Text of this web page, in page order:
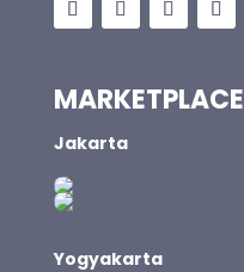
MARKETPLACE
Jakarta
Yogyakarta